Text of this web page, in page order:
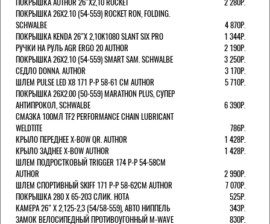
ПОКРЫШКА 26X2.10 (54-559) ROCKET RON, FOLDING.
SCHWALBE
4 870Р.
ПОКРЫШКА KENDA 26"Х 2,10K1080 SLANT SIX PRO
1 344Р.
РУЧКИ НА РУЛЬ AGR ERGO 20 AUTHOR
2 190Р.
ПОКРЫШКА 26X2.10 (54-559) SMART SAM. SCHWALBE
3 250Р.
СЕДЛО DONNA. AUTHOR
3 170Р.
ШЛЕМ PULSE LED X8 171 Р-Р 58-61 СМ AUTHOR
5 710Р.
ПОКРЫШКА 26X2.00 (50-559) MARATHON PLUS, СУПЕР
АНТИПРОКОЛ, SCHWALBE
6 390Р.
СМАЗКА 100МЛ TF2 PERFORMANCE CHAIN LUBRICANT
WELDTITE
786Р.
КРЫЛО ПЕРЕДНЕЕ X-BOW QR. AUTHOR
1 428Р.
КРЫЛО ЗАДНЕЕ X-BOW AUTHOR
1 428Р.
ШЛЕМ ПОДРОСТКОВЫЙ TRIGGER 174 Р-Р 54-58СМ
AUTHOR
2 990Р.
ШЛЕМ СПОРТИВНЫЙ SKIFF 171 Р-Р 58-62СМ AUTHOR
7 070Р.
ПОКРЫШКА 280 X 65-203 СЛИК. HOTA
525Р.
КАМЕРА 26" X 2,125-2,3 (54/58-559), АВТО НИППЕЛЬ
343Р.
ЗАМОК ВЕЛОСИПЕДНЫЙ ПРОТИВОУГОННЫЙ M-WAVE
830Р.